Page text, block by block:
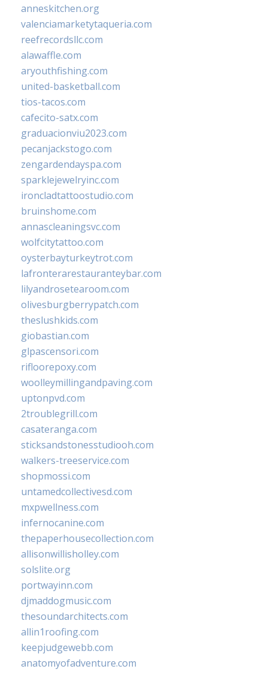
anneskitchen.org
valenciamarketytaqueria.com
reefrecordsllc.com
alawaffle.com
aryouthfishing.com
united-basketball.com
tios-tacos.com
cafecito-satx.com
graduacionviu2023.com
pecanjackstogo.com
zengardendayspa.com
sparklejewelryinc.com
ironcladtattoostudio.com
bruinshome.com
annascleaningsvc.com
wolfcitytattoo.com
oysterbayturkeytrot.com
lafronterarestauranteybar.com
lilyandrosetearoom.com
olivesburgberrypatch.com
theslushkids.com
giobastian.com
glpascensori.com
rifloorepoxy.com
woolleymillingandpaving.com
uptonpvd.com
2troublegrill.com
casateranga.com
sticksandstonesstudiooh.com
walkers-treeservice.com
shopmossi.com
untamedcollectivesd.com
mxpwellness.com
infernocanine.com
thepaperhousecollection.com
allisonwillisholley.com
solslite.org
portwayinn.com
djmaddogmusic.com
thesoundarchitects.com
allin1roofing.com
keepjudgewebb.com
anatomyofadventure.com